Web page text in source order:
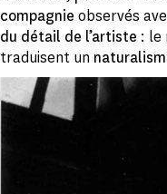
compagnie observés
du détail de l’artiste : le
traduisent un